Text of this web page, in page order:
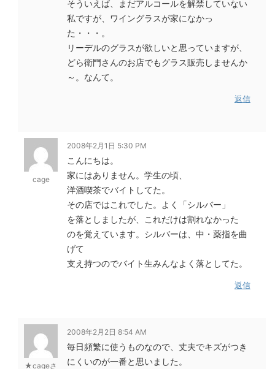
そういえば、まだアルコールを解禁していない
私ですが、ワイングラスが家になかっ
た・・・。
リーデルのグラスが欲しいと思っていますが、
どら衛門さんのお店でもグラス販売しませんか
～。なんて。
返信
cage
2008年2月1日 5:30 PM
こんにちは。
家にはありません。学生の頃、
洋酒喫茶でバイトしてた。
その店ではこれでした。よく「シルバー」
を落としましたが、これだけは割れなかった
のを覚えています。シルバーは、中・薬指を曲
げて
支え持つのでバイト生みんなよく落としてた。
返信
★cageさ
2008年2月2日 8:54 AM
毎日頻繁に使うものなので、丈夫でキズがつき
にくいのが一番と思いました。